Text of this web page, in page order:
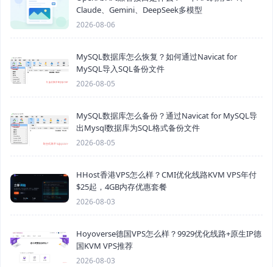
Claude、Gemini、DeepSeek多模型
2026-08-06
MySQL数据库怎么恢复？如何通过Navicat for
MySQL导入SQL备份文件
2026-08-05
MySQL数据库怎么备份？通过Navicat for MySQL导
出Mysql数据库为SQL格式备份文件
2026-08-05
HHost香港VPS怎么样？CMI优化线路KVM VPS年付
$25起，4GB内存优惠套餐
2026-08-03
Hoyoverse德国VPS怎么样？9929优化线路+原生IP德
国KVM VPS推荐
2026-08-03